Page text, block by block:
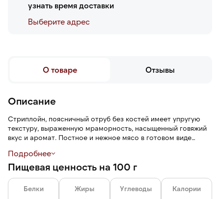
узнать время доставки
Выберите адреc
О товаре Отзывы
Описание
Стриплойн, поясничный отруб без костей имеет упругую
текстуру, выраженную мраморность, насыщенный говяжий
вкус и аромат. Постное и нежное мясо в готовом виде
послевкусием.
Особенность тонкого края — немного «мраморных»
прожилок, по сравнению, например, с рибаем. Жировая
прослойка расположена по краю куска, ее удобно
Подробнее
Пищевая ценность на 100 г
Белки Жиры Углеводы Калории